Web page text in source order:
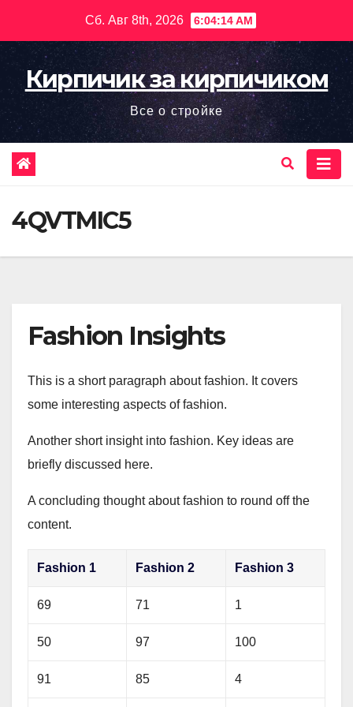
содержимому
Сб. Авг 8th, 2026 6:04:15 AM
Кирпичик за кирпичиком
Все о стройке
4QVTMIC5
Fashion Insights
This is a short paragraph about fashion. It covers
some interesting aspects of fashion.
Another short insight into fashion. Key ideas are
briefly discussed here.
A concluding thought about fashion to round off the
content.
Fashion 1 Fashion 2 Fashion 3
69 71 1
50 97 100
91 85 4